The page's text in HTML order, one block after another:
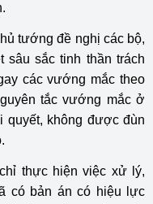
tướng đề nghị các bộ,
sâu sắc tinh thần trách
các vướng mắc theo
tắc vướng mắc ở
quyết, không được đùn
thực hiện việc xử lý,
có bản án có hiệu lực